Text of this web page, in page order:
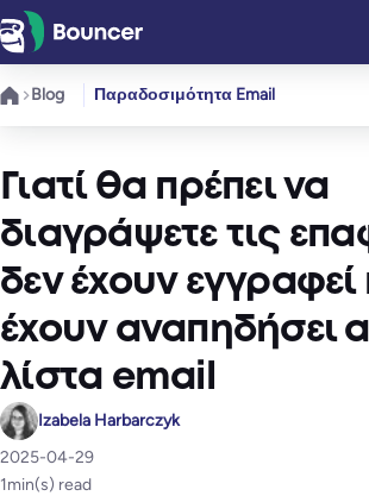
Μετάβαση
στο
περιεχόμενο
Blog Παραδοσιμότητα Email
Γιατί θα πρέπει να
διαγράψετε τις
δεν έχουν εγγραφεί
έχουν αναπηδήσει
λίστα email
Izabela Harbarczyk
2025-04-29
1min(s) read